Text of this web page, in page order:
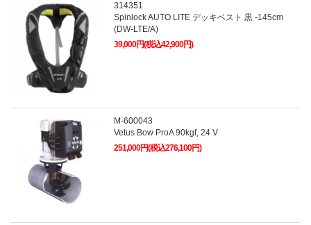
314351
Spinlock AUTO LITE デッキベスト 黒 -145cm
(DW-LTE/A)
39,000円(税込42,900円)
M-600043
Vetus Bow ProA 90kgf, 24 V
251,000円(税込276,100円)